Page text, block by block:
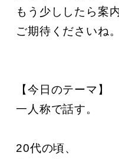
もう少ししたら案
ご期待くださいね。
【今日のテーマ】
一人称で話す。
20代の頃、